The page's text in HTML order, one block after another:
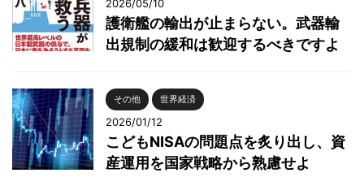
2026/05/10
護衛艦の輸出が止まらない。武器輸
出規制の緩和は歓迎するべきですよ
その他 世界経済
2026/01/12
こどもNISAの問題点を炙り出し、資
産運用を国家戦略から熟慮せよ